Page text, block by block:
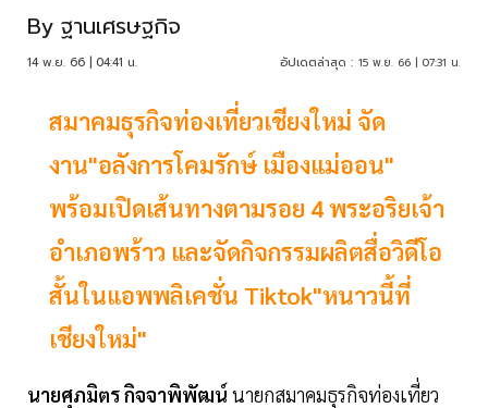
By ฐานเศรษฐกิจ
14 พ.ย. 66 | 04:41 น. อัปเดตล่าสุด : 15 พ.ย. 66 | 07:31 น.
สมาคมธุรกิจท่องเที่ยวเชียงใหม่ จัด
งาน"อลังการโคมรักษ์ เมืองแม่ออน"
พร้อมเปิดเส้นทางตามรอย 4 พระอริยเจ้า
อำเภอพร้าว และจัดกิจกรรมผลิตสื่อวิดีโอ
สั้นในแอพพลิเคชั่น Tiktok"หนาวนี้ที่
เชียงใหม่"
นายศุภมิตร กิจจาพิพัฒน์ นายกสมาคมธุรกิจท่องเที่ยว